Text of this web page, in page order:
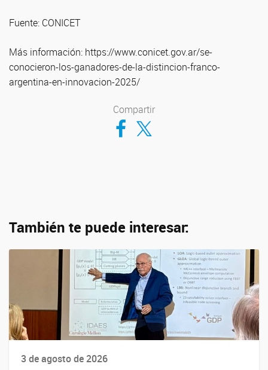
Fuente: CONICET
Más información: https://www.conicet.gov.ar/se-
conocieron-los-ganadores-de-la-distincion-franco-
argentina-en-innovacion-2025/
Compartir
Compartir en Facebook
Compartir en Twitter
También te puede interesar:
3 de agosto de 2026